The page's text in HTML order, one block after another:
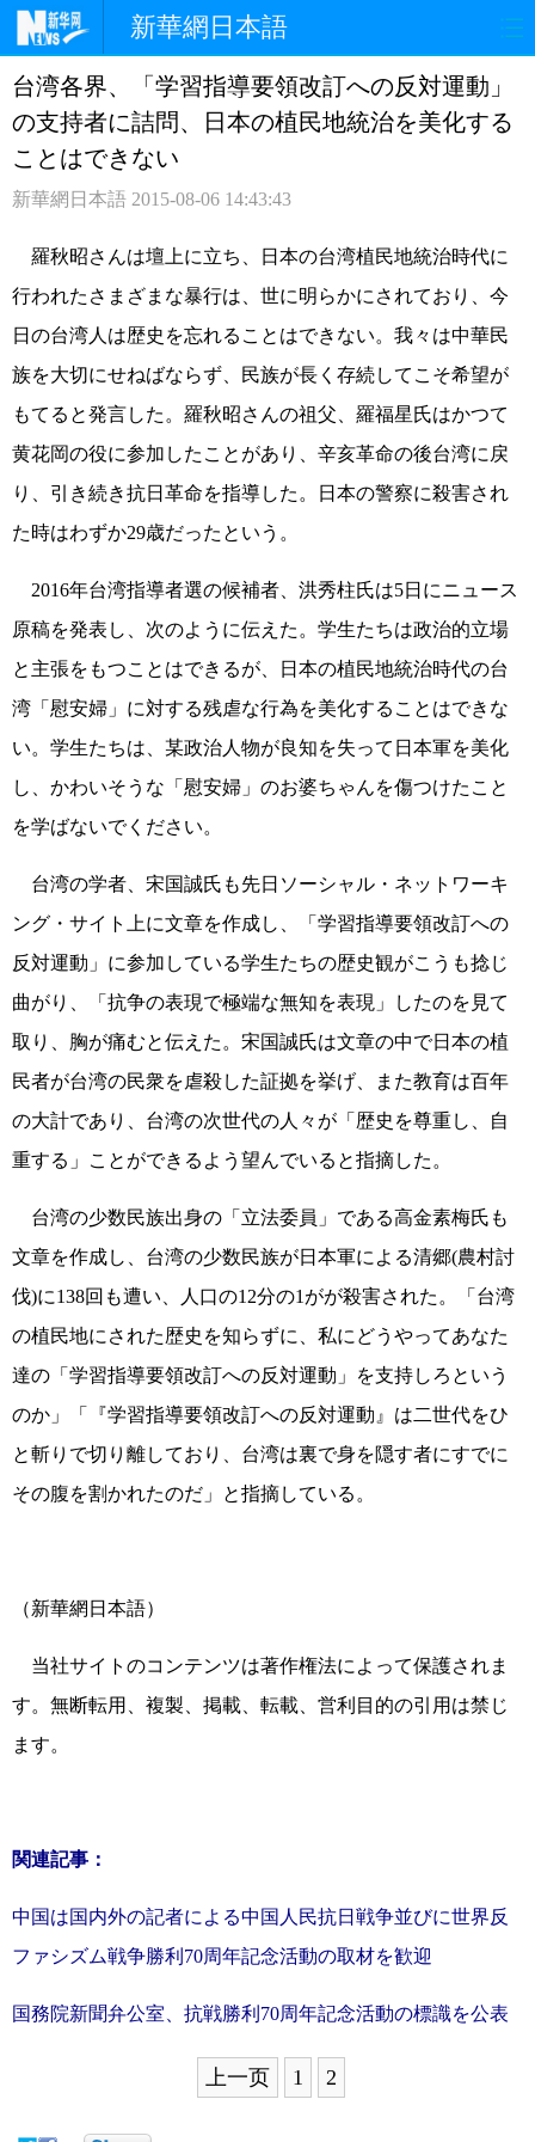
新華網日本語
ホームページ 政治 経済
社会
観光 評論
中日対訳
台湾各界、「学習指導要領改訂への反対運動」
の支持者に詰問、日本の植民地統治を美化する
ことはできない
新華網日本語 2015-08-06 14:43:43
羅秋昭さんは壇上に立ち、日本の台湾植民地統治時代に
行われたさまざまな暴行は、世に明らかにされており、今
日の台湾人は歴史を忘れることはできない。我々は中華民
族を大切にせねばならず、民族が長く存続してこそ希望が
もてると発言した。羅秋昭さんの祖父、羅福星氏はかつて
黄花岡の役に参加したことがあり、辛亥革命の後台湾に戻
り、引き続き抗日革命を指導した。日本の警察に殺害され
た時はわずか29歳だったという。
2016年台湾指導者選の候補者、洪秀柱氏は5日にニュース
原稿を発表し、次のように伝えた。学生たちは政治的立場
と 主張をもつことはできるが、日本の植民地統治時代の台
湾「慰安婦」に対する残虐な行為を美化することはできな
い。学生たちは、某政治人物が良知を失って日本軍を美化
し、かわいそうな「慰安婦」のお婆ちゃんを傷つけたこと
を学ばないでください。
台湾の学者、宋国誠氏も先日ソーシャル・ネットワーキ
ング・サイト上に文章を作成し、「学習指導要領改訂への
反対運動」に参加している学生たちの歴史観がこうも捻じ
曲がり、「抗争の表現で極端な無知を表現」したのを見て
取り、胸が痛むと伝えた。宋国誠氏は文章の中で日本の植
民者が台湾の民衆を虐殺した証拠を挙げ、また教育は百年
の大計であり、台湾の次世代の人々が「歴史を尊重し、自
重する」ことができるよう望んでいると指摘した。
台湾の少数民族出身の「立法委員」である高金素梅氏も
文章を作成し、台湾の少数民族が日本軍による清郷(農村討
伐)に138回も遭い、人口の12分の1がが殺害された。「台湾
の植民地にされた歴史を知らずに、私にどうやってあなた
達の「学習指導要領改訂への反対運動」を支持しろという
のか」「『学習指導要領改訂への反対運動』は二世代をひ
と斬りで切り離しており、台湾は裏で身を隠す者にすでに
その腹を割かれたのだ」と指摘している。
（新華網日本語）
当社サイトのコンテンツは著作権法によって保護されま
す。無断転用、複製、掲載、転載、営利目的の引用は禁じ
ます。
関連記事：
中国は国内外の記者による中国人民抗日戦争並びに世界反
ファシズム戦争勝利70周年記念活動の取材を歓迎
国務院新聞弁公室、抗戦勝利70周年記念活動の標識を公表
上一页 1 2